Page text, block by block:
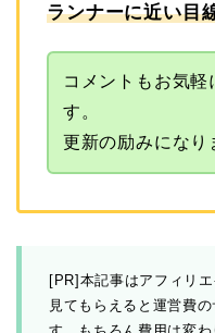
ランナーに近い目
コメントもお気軽
す。
更新の励みになり
[PR]本記事はアフィリ
見てもらえると運営費